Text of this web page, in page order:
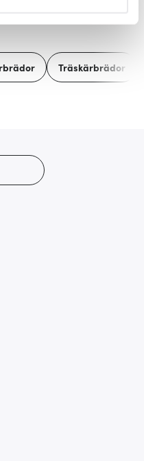
och annonserna
att du tycker om. Det
trafik och göraTräskärbrädor